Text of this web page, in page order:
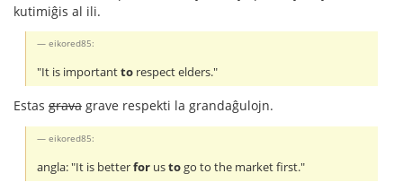
kutimiĝis al ili.
eikored85:
"It is importantto respect elders."
Estas grava grave respekti la grandaĝulojn.
eikored85:
angla: "It is betterfor ustogo to the market first."